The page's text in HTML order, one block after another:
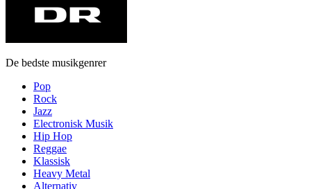
De bedste musikgenrer
Pop
Rock
Jazz
Electronisk Musik
Hip Hop
Reggae
Klassisk
Heavy Metal
Alternativ